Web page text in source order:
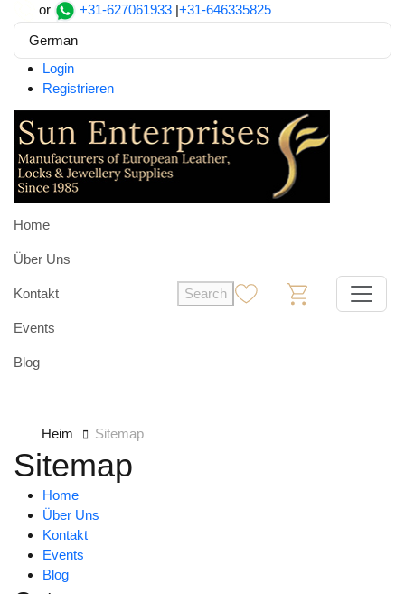
or +31-627061933 |+31-646335825
German
Login
Registrieren
Home
Über Uns
Kontakt
Events
Blog
Search
Heim Sitemap
Sitemap
Home
Über Uns
Kontakt
Events
Blog